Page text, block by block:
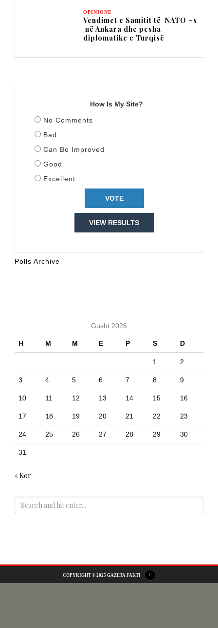
OPINIONE
Vendimet e Samitit të NATO –s
në Ankara dhe pesha
diplomatike e Turqisë
How Is My Site?
No Comments
Bad
Can Be Improved
Good
Excellent
VIEW RESULTS
Polls Archive
Gusht 2026
H M M E P S D
1 2
3 4 5 6 7 8 9
10 11 12 13 14 15 16
17 18 19 20 21 22 23
24 25 26 27 28 29 30
31
« Kor
COPYRIGHT © 2025 GAZETA FAKTI